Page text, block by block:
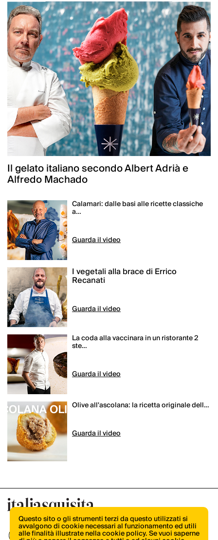
Il gelato italiano secondo Albert Adrià e
Alfredo Machado
Calamari: dalle basi alle ricette classiche
a…
I vegetali alla brace di Errico
Recanati
La coda alla vaccinara in un ristorante 2
ste…
Olive all'ascolana: la ricetta originale dell…
Questo sito o gli strumenti terzi da questo utilizzati si
avvalgono di cookie necessari al funzionamento ed utili
alle finalità illustrate nella cookie policy. Se vuoi saperne